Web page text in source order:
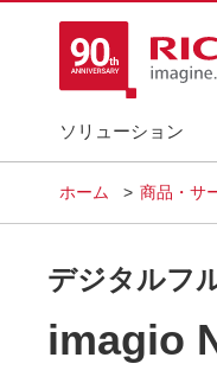
ソリューション
ホーム 商品・サ
デジタルフ
imagio